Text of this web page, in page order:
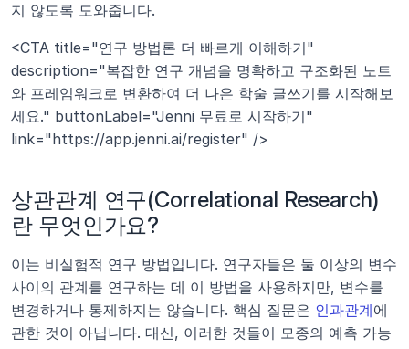
지 않도록 도와줍니다.
<CTA title="연구 방법론 더 빠르게 이해하기"
description="복잡한 연구 개념을 명확하고 구조화된 노트
와 프레임워크로 변환하여 더 나은 학술 글쓰기를 시작해보
세요." buttonLabel="Jenni 무료로 시작하기"
link="https://app.jenni.ai/register" />
상관관계 연구(Correlational Research)
란 무엇인가요?
이는 비실험적 연구 방법입니다. 연구자들은 둘 이상의 변수
사이의 관계를 연구하는 데 이 방법을 사용하지만, 변수를
변경하거나 통제하지는 않습니다. 핵심 질문은 인과관계에
관한 것이 아닙니다. 대신, 이러한 것들이 모종의 예측 가능